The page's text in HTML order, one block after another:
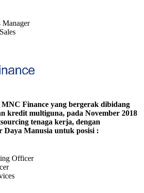
Manager
MNC Finance yang bergerak dibidang
kredit multiguna, pada November 2018
tenaga kerja, dengan
Daya Manusia untuk posisi :
Officer